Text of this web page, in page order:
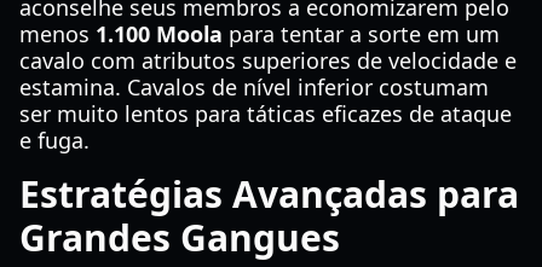
aconselhe seus membros a economizarem pelo
menos 1.100 Moola para tentar a sorte em um
cavalo com atributos superiores de velocidade e
estamina. Cavalos de nível inferior costumam
ser muito lentos para táticas eficazes de ataque
e fuga.
Estratégias Avançadas para
Grandes Gangues